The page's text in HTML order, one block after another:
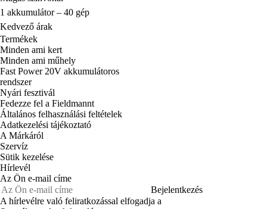
1 akkumulátor – 40 gép
Kedvező árak
Termékek
Minden ami kert
Minden ami műhely
Fast Power 20V akkumulátoros
rendszer
Nyári fesztivál
Fedezze fel a Fieldmannt
Általános felhasználási feltételek
Adatkezelési tájékoztató
A Márkáról
Szervíz
Sütik kezelése
Hírlevél
Az Ön e-mail címe
Bejelentkezés
A hírlevélre való feliratkozással elfogadja a